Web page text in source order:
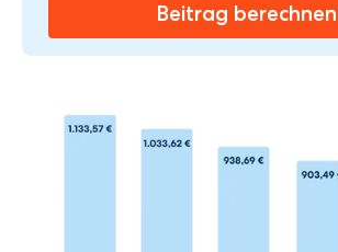
Beitrag berechnen